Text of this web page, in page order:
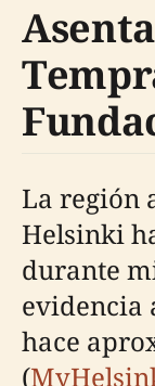
La región
Helsinki
durante
evidencia
hace
(